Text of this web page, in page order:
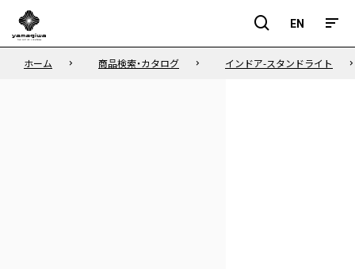
EN
EN
ホーム 商品検索・カタログ インドア-スタンドライト